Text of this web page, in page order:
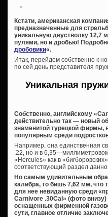
Кстати, американская
предназначенные для
уникальную двустволку 12,7
пулями, но и дробью!
дробовики«.
Итак, перейдем собственно к
по сей день представителя
Уникальная
Собственно, английскому
действительно так — новый
знаменитой турецкой фирмы,
популярным среди
Например, она единственная
.22, но и в
«Hercules» как в
соответствующий раздел
Но самым удивительным
калибра, то бишь 7,62 мм, что
для нее невиданную среди
Carnivore .30Cal» (фото внизу)
оснащенных фирменной
сути, главное отличие